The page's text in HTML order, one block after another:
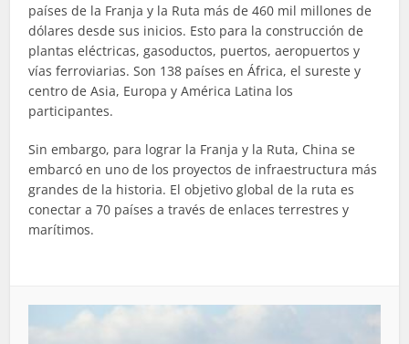
países de la Franja y la Ruta más de 460 mil millones de
dólares desde sus inicios. Esto para la construcción de
plantas eléctricas, gasoductos, puertos, aeropuertos y
vías ferroviarias. Son 138 países en África, el sureste y
centro de Asia, Europa y América Latina los
participantes.
Sin embargo, para lograr la Franja y la Ruta, China se
embarcó en uno de los proyectos de infraestructura más
grandes de la historia. El objetivo global de la ruta es
conectar a 70 países a través de enlaces terrestres y
marítimos.